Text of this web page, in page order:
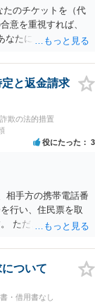
たのチケットを（代
意を重視すれば、
なたにあり、チケッ
行く」という合意
こちらを重視すれ
いう結果の実現に
渡すべきといえる
者の合理的意思に
ると思います。 例
ことも無理からぬ
ナ席であれば隣り
ットが入手困難で
くるかもしれませ
特定興行入場券に
、本件の紛争は、
を追求した解決が
で、弁護士によっ
と返金請求
欺の法的措置
役にたった 3
相手方の携帯電話番
行い、住民票を取
ただ、他人名義の
会できる可能性はあ
くなります。 身元
ん。 詐欺を含め、
ついて
・借用書なし